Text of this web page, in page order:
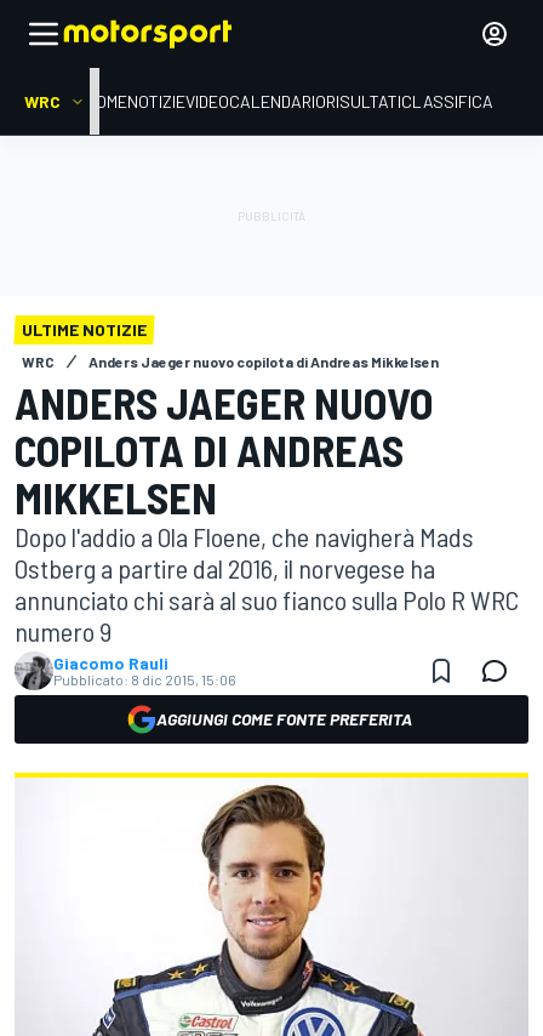
WRC HOMENOTIZIEVIDEOCALENDARIORISULTATICLASSIFICA
ULTIME NOTIZIE
WRC Anders Jaeger nuovo copilota di Andreas Mikkelsen
ANDERS JAEGER NUOVO
COPILOTA DI ANDREAS
MIKKELSEN
Dopo l'addio a Ola Floene, che navigherà Mads
Ostberg a partire dal 2016, il norvegese ha
annunciato chi sarà al suo fianco sulla Polo R WRC
numero 9
Giacomo Rauli
Pubblicato: 8 dic 2015, 15:06
AGGIUNGI COME FONTE PREFERITA